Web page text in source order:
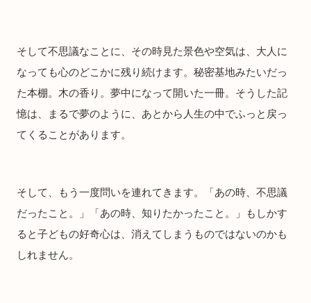
そして不思議なことに、その時見た景色や空気は、大人に
なっても心のどこかに残り続けます。秘密基地みたいだっ
た本棚。木の香り。夢中になって開いた一冊。そうした記
憶は、まるで夢のように、あとから人生の中でふっと戻っ
てくることがあります。
そして、もう一度問いを連れてきます。「あの時、不思議
だったこと。」「あの時、知りたかったこと。」もしかす
ると子どもの好奇心は、消えてしまうものではないのかも
しれません。